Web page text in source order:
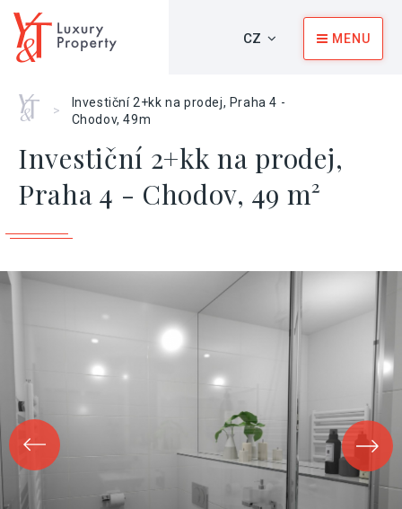
CZ MENU
Home
>
Investiční 2+kk na prodej, Praha 4 -
Chodov, 49m
Investiční 2+kk na prodej,
Praha 4 - Chodov, 49 m²